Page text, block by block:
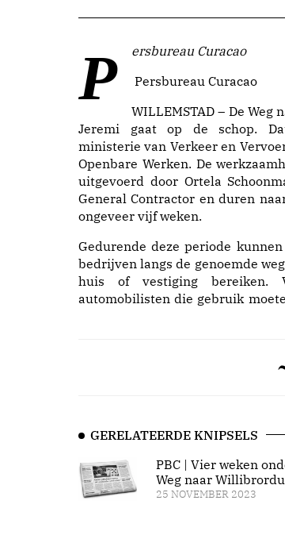
Persbureau Curacao
Persbureau Curacao
WILLEMSTAD – De Weg
Jeremi gaat op de schop.
ministerie van Verkeer en
Openbare Werken. De
uitgevoerd door Ortela
General Contractor en duren
ongeveer vijf weken.
Gedurende deze periode
bedrijven langs de genoemde
huis of vestiging bereiken.
automobilisten die gebruik
GERELATEERDE KNIPSELS
PBC | Vier weken
Weg naar
25 NOVEMBER 2023